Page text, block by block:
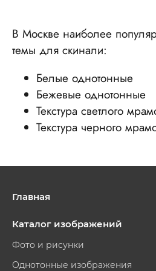
В Москве наиболее
темы для скинали:
Белые однотонные
Бежевые однотонные
Текстура светлого
Текстура черного
Главная
Каталог изображений
Фото и рисунки
Однотонные изображения